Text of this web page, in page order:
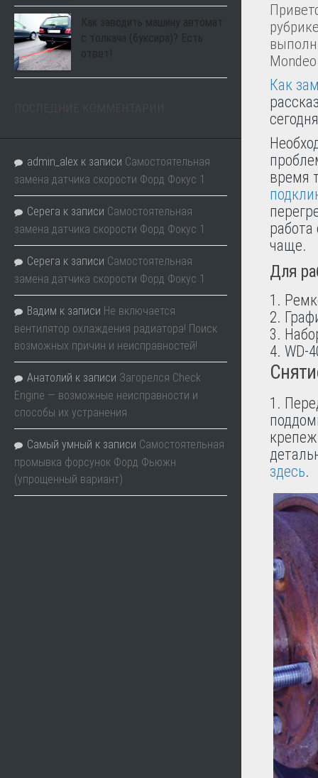
Как
время
чаще.
Для
WD-
1.
здесь.
Как заводить машину автомат
с толкача (буксира)? Есть
ответ!
admin_alex к записи Самостоятельная
замена датчика скорости Форд Фокус 1
Серега к записи Самостоятельная
замена датчика скорости Форд Фокус 1
Серега к записи Самостоятельная
замена датчика скорости Форд Фокус 1
Вадим к записи Не включается
вентилятор охлаждения радиатора! Поиск
возможных причин и неисправностей!
Анатолий к записи Загорелся Check
Engine — возможные неисправности и
способы их устранения
Самый умный к записи Самостоятельная
промывка форсунок Форд Фьюжн
(упрощенный вариант)